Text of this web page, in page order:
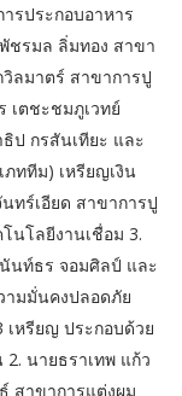
รประกอบอาหาร
ชรมล ลิ่มทอง สาขา
ลมาตร์ สาขาการปู
เตชะชมภูเวทย์
ป กรสันเทียะ และ
ททีม) เหรียญเงิน
ทร์เอียด สาขาการปู
นโลยีงานเชื่อม 3.
นท์ธร จอมศิลป์ และ
ามมั่นคงปลอดภัย
เหรียญ ประกอบด้วย
นายธราเทพ แก้ว
สาขาการแต่งผม